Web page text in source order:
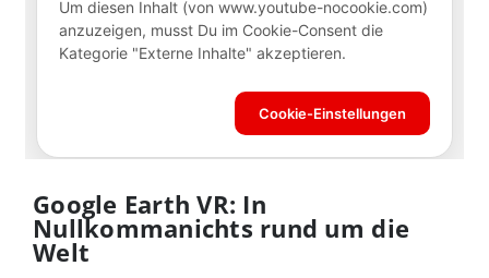
Google Earth VR: In
Nullkommanichts rund um die
Welt